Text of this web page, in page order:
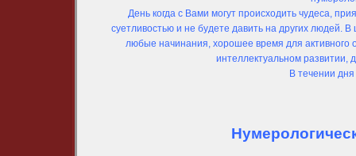
День когда с Вами могут происходить чудеса,
суетливостью и не будете давить на других людей.
любые начинания, хорошее время для активного
интеллектуальном развитии,
В течении